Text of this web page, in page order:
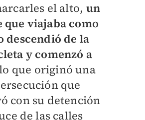
el alto, un
que viajaba como
descendió de la
y comenzó a
que originó una
que
con su detención
de las calles